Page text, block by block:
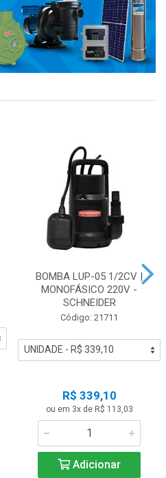
BOMBA LUP-05 1/2CV |
MONOFÁSICO 220V -
SCHNEIDER
Código: 21711
R$ 339,10
ou em 3x de R$ 113,03
Adicionar